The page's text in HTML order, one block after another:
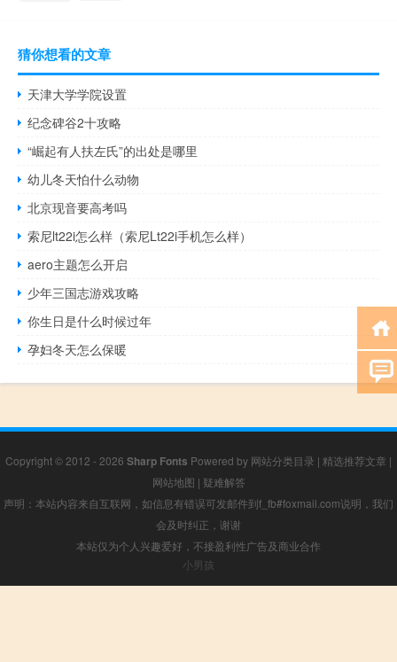
猜你想看的文章
天津大学学院设置
纪念碑谷2十攻略
“崛起有人扶左氏”的出处是哪里
幼儿冬天怕什么动物
北京现音要高考吗
索尼lt22i怎么样（索尼Lt22i手机怎么样）
aero主题怎么开启
少年三国志游戏攻略
你生日是什么时候过年
孕妇冬天怎么保暖
Copyright © 2012 - 2026 Sharp Fonts Powered by 网站分类目录 | 精选推荐文章 |
网站地图 | 疑难解答
声明：本站内容来自互联网，如信息有错误可发邮件到f_fb#foxmail.com说明，我们
会及时纠正，谢谢
本站仅为个人兴趣爱好，不接盈利性广告及商业合作
小男孩